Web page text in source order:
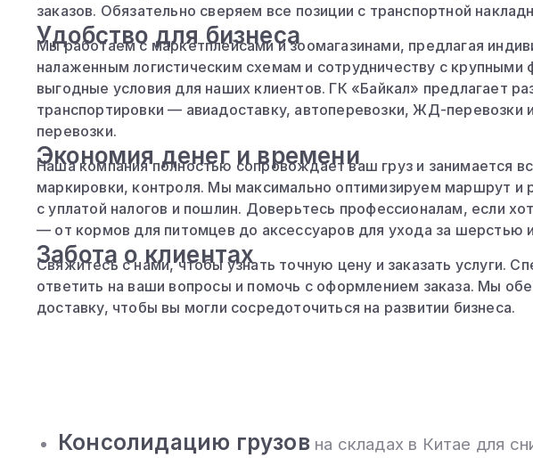
заказов. Обязательно сверяем все позиции с транспортной
Удобство для бизнеса
Мы работаем с маркетплейсами и зоомагазинами, предлагая
налаженным логистическим схемам и сотрудничеству с
выгодные условия для наших клиентов. ГК «Байкал» предлагает
транспортировки — авиадоставку, автоперевозки, ЖД-перевозки
перевозки.
Экономия денег и времени
Наша компания полностью сопровождает ваш груз и занимается
маркировки, контроля. Мы максимально оптимизируем маршрут
с уплатой налогов и пошлин. Доверьтесь профессионалам, если
— от кормов для питомцев до аксессуаров для ухода за шерстью
Забота о клиентах
Свяжитесь с нами, чтобы узнать точную цену и заказать услуги.
ответить на ваши вопросы и помочь с оформлением заказа. Мы
доставку, чтобы вы могли сосредоточиться на развитии бизнеса.
Консолидацию грузов на складах в Китае для